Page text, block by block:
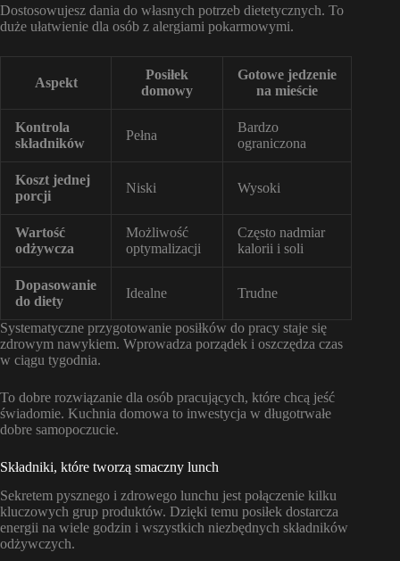
Dostosowujesz dania do własnych potrzeb dietetycznych. To
duże ułatwienie dla osób z alergiami pokarmowymi.
Aspekt
Posiłek
domowy
Gotowe jedzenie
na mieście
Kontrola
składników
Pełna
Bardzo
ograniczona
Koszt jednej
porcji
Niski Wysoki
Wartość
odżywcza
Możliwość
optymalizacji
Często nadmiar
kalorii i soli
Dopasowanie
do diety
Idealne Trudne
Systematyczne przygotowanie posiłków do pracy staje się
zdrowym nawykiem. Wprowadza porządek i oszczędza czas
w ciągu tygodnia.
To dobre rozwiązanie dla osób pracujących, które chcą jeść
świadomie. Kuchnia domowa to inwestycja w długotrwałe
dobre samopoczucie.
Składniki, które tworzą smaczny lunch
Sekretem pysznego i zdrowego lunchu jest połączenie kilku
kluczowych grup produktów. Dzięki temu posiłek dostarcza
energii na wiele godzin i wszystkich niezbędnych składników
odżywczych.